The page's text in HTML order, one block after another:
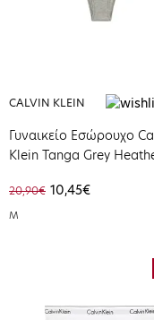
CALVIN KLEIN
Γυναικείο Εσώρουχο
Klein Tanga Grey
20,90€ 10,45€
M